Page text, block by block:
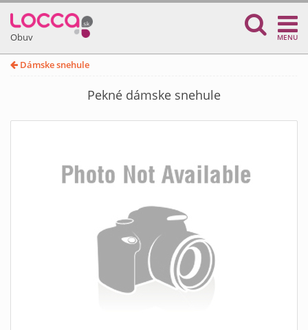
Obuv MENU
Dámske snehule
Pekné dámske snehule